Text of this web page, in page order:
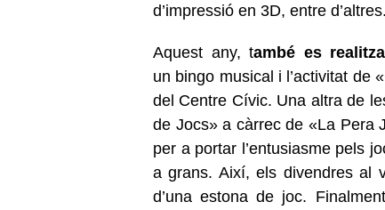
d’impressió en 3D, entre d’altres.
Aquest any, també es
un bingo musical i l’activitat de
del Centre Cívic. Una altra de
de Jocs» a càrrec de «La Pera
per a portar l’entusiasme pels
a grans. Així, els divendres al
d’una estona de joc.